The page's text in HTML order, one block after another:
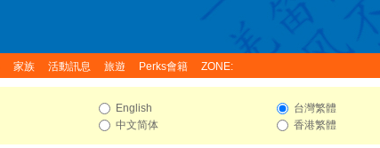
家族 活動訊息 旅遊 Perks會籍 ZONE:
English
中文简体
台灣繁體
香港繁體